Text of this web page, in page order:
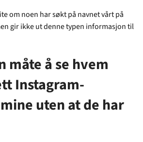
om noen har søkt på navnet vårt på
gir ikke ut denne typen informasjon til
måte å se hvem
Instagram-
uten at de har